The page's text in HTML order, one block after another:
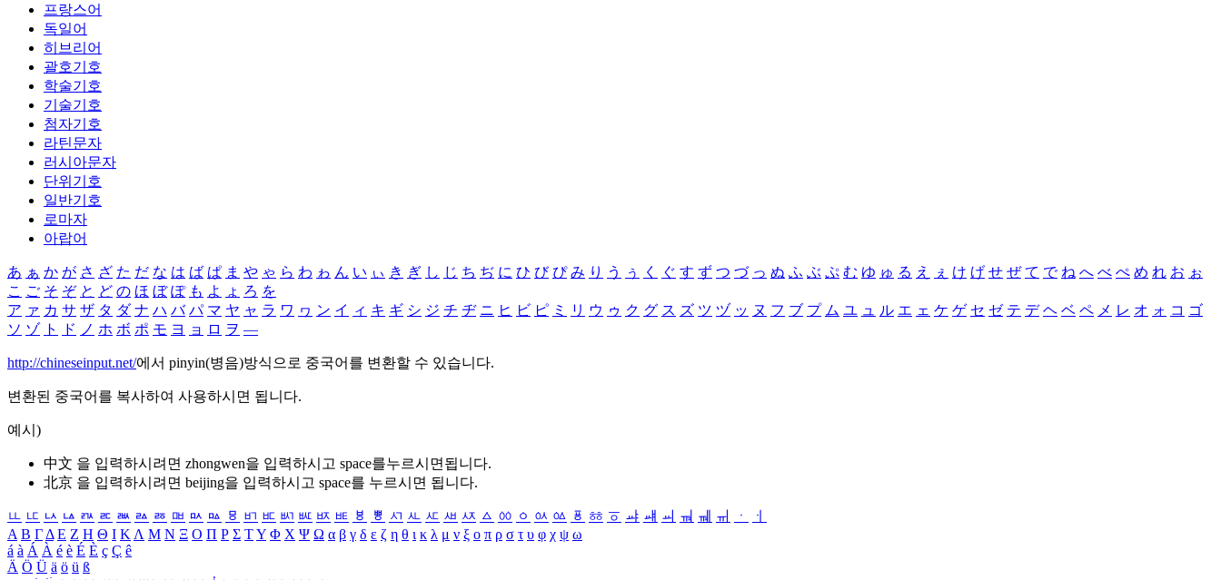
프랑스어
독일어
히브리어
괄호기호
학술기호
기술기호
첨자기호
라틴문자
러시아문자
단위기호
일반기호
로마자
아랍어
あ ぁ か が さ ざ た だ な は ば ぱ ま や ゃ ら わ ゎ ん い ぃ き ぎ し じ ち ぢ に ひ び ぴ み り う ぅ く ぐ す ず つ づ っ ぬ ふ ぶ ぷ む ゆ ゅ る え ぇ け げ せ ぜ て で ね へ べ ぺ め れ お ぉ
こ ご そ ぞ と ど の ほ ぼ ぽ も よ ょ ろ を
ア ァ カ サ ザ タ ダ ナ ハ バ パ マ ヤ ャ ラ ワ ヮ ン イ ィ キ ギ シ ジ チ ヂ ニ ヒ ビ ピ ミ リ ウ ゥ ク グ ス ズ ツ ヅ ッ ヌ フ ブ プ ム ユ ュ ル エ ェ ケ ゲ セ ゼ テ デ ヘ ベ ペ メ レ オ ォ コ ゴ
ソ ゾ ト ド ノ ホ ボ ポ モ ヨ ョ ロ ヲ ―
http://chineseinput.net/에서 pinyin(병음)방식으로 중국어를 변환할 수 있습니다.
변환된 중국어를 복사하여 사용하시면 됩니다.
예시)
中文 을 입력하시려면 zhongwen을 입력하시고 space를누르시면됩니다.
北京 을 입력하시려면 beijing을 입력하시고 space를 누르시면 됩니다.
ㅥ ㅦ ㅧ ㅨ ㅩ ㅪ ㅫ ㅬ ㅭ ㅮ ㅯ ㅰ ㅱ ㅲ ㅳ ㅴ ㅵ ㅶ ㅷ ㅸ ㅹ ㅺ ㅻ ㅼ ㅽ ㅾ ㅿ ㆀ ㆁ ㆂ ㆃ ㆄ ㆅ ㆆ ㆇ ㆈ ㆉ ㆊ ㆋ ㆌ ㆍ
ㆎ
Α Β ΓΔ Ε Ζ Η Θ Ι ΚΛ Μ Ν Ξ Ο Π Ρ Σ ΤΥ Φ Χ Ψ Ω α β γ δ ε ζ η θ ι κ λ μ ν ξ ο π ρ σ τ υ φ χ ψ ω
á à Á À é è É È ç Ç ê
Ä Ö Ü ä ö ü ß